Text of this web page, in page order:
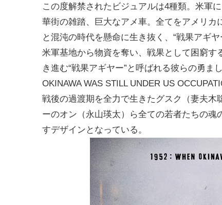
この度解禁されたビジュアルは4種類。米軍
華街の雑踏、巨大なアメ車。全てをアメリ
と混沌の時代を懸命に生き抜く、“戦果アギヤ
米軍基地から物資を奪い、戦果として困窮
き進む“戦果アギヤー”と呼ばれる彼らの勇ま
OKINAWA WAS STILL UNDER US
戦後の過渡期を全力で生きたグスク（妻夫
ーのオン（永山瑛太）ら全ての若者たちの
すデザインとなっている。